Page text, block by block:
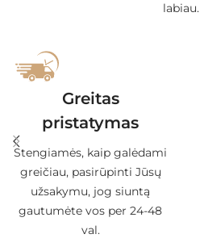
labiau.
Greitas
pristatymas
Stengiamės, kaip galėdami
greičiau, pasirūpinti Jūsų
užsakymu, jog siuntą
gautumėte vos per 24-48
val.